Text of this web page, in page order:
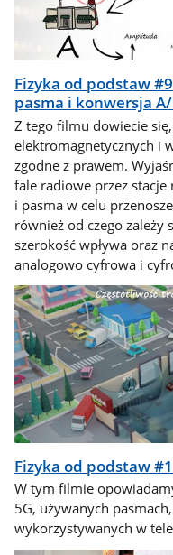
Fizyka od podstaw
pasma i konwersja
Z tego filmu dowiecie
elektromagnetycznych i
zgodne z prawem.
fale radiowe przez
i pasma w celu
również od czego zależy
szerokość wpływa oraz
analogowo cyfrowa i
Fizyka od podstaw
W tym filmie
5G, używanych
wykorzystywanych w